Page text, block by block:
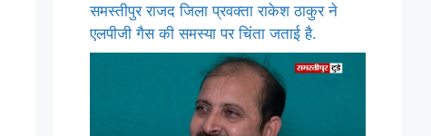
समस्तीपुर राजद जिला प्रवक्ता राकेश ठाकुर ने
एलपीजी गैस की समस्या पर चिंता जताई है.